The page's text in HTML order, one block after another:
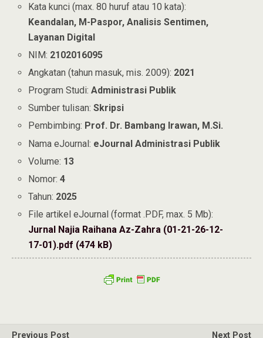
Kata kunci (max. 80 huruf atau 10 kata):
Keandalan, M-Paspor, Analisis Sentimen,
Layanan Digital
NIM: 2102016095
Angkatan (tahun masuk, mis. 2009): 2021
Program Studi:Administrasi Publik
Sumber tulisan:Skripsi
Pembimbing: Prof. Dr. Bambang Irawan, M.Si.
Nama eJournal: eJournal Administrasi Publik
Volume: 13
Nomor:4
Tahun: 2025
File artikel eJournal (format .PDF, max. 5 Mb):
Jurnal Najia Raihana Az-Zahra (01-21-26-12-
17-01).pdf (474 kB)
Previous Post Next Post